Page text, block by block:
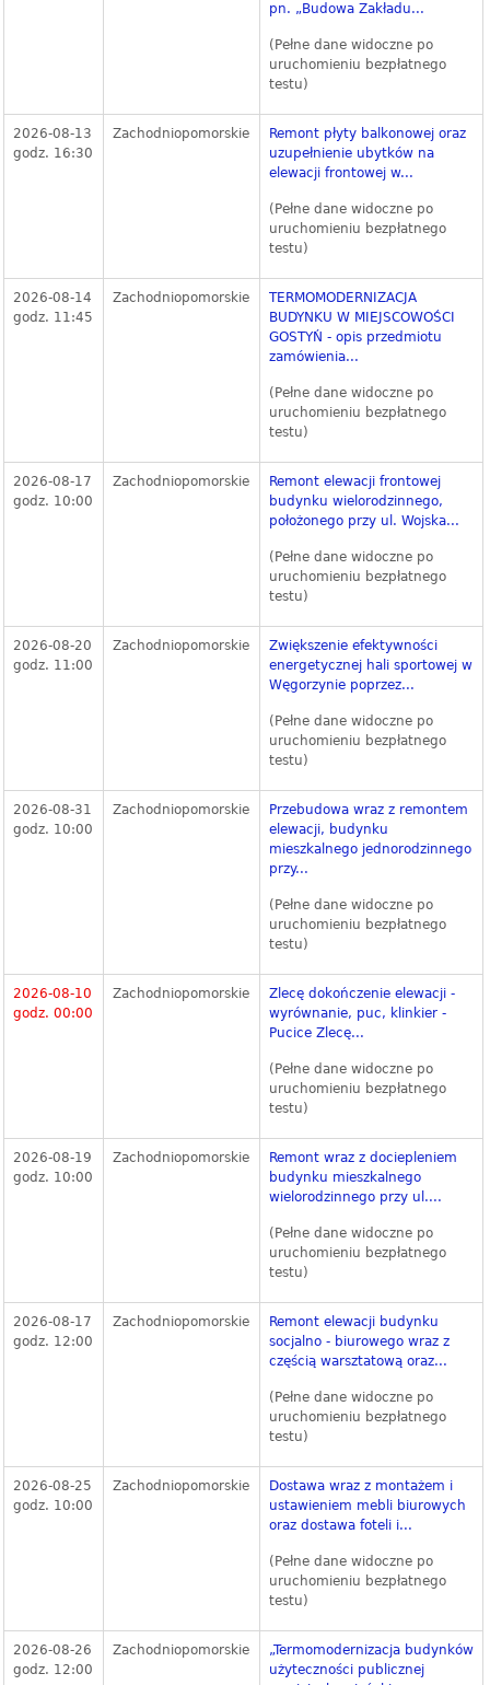
pn. „Budowa Zakładu...
(Pełne dane widoczne po
uruchomieniu bezpłatnego
testu)
2026-08-13
godz. 16:30
Zachodniopomorskie
Remont płyty balkonowej oraz
uzupełnienie ubytków na
elewacji frontowej w...
(Pełne dane widoczne po
uruchomieniu bezpłatnego
testu)
2026-08-14
godz. 11:45
Zachodniopomorskie
TERMOMODERNIZACJA
BUDYNKU W MIEJSCOWOŚCI
GOSTYŃ - opis przedmiotu
zamówienia...
(Pełne dane widoczne po
uruchomieniu bezpłatnego
testu)
2026-08-17
godz. 10:00
Zachodniopomorskie
Remont elewacji frontowej
budynku wielorodzinnego,
położonego przy ul. Wojska...
(Pełne dane widoczne po
uruchomieniu bezpłatnego
testu)
2026-08-20
godz. 11:00
Zachodniopomorskie
Zwiększenie efektywności
energetycznej hali sportowej w
Węgorzynie poprzez...
(Pełne dane widoczne po
uruchomieniu bezpłatnego
testu)
2026-08-31
godz. 10:00
Zachodniopomorskie
Przebudowa wraz z remontem
elewacji, budynku
mieszkalnego jednorodzinnego
przy...
(Pełne dane widoczne po
uruchomieniu bezpłatnego
testu)
2026-08-10
godz. 00:00
Zachodniopomorskie
Zlecę dokończenie elewacji -
wyrównanie, puc, klinkier -
Pucice Zlecę...
(Pełne dane widoczne po
uruchomieniu bezpłatnego
testu)
2026-08-19
godz. 10:00
Zachodniopomorskie
Remont wraz z dociepleniem
budynku mieszkalnego
wielorodzinnego przy ul....
(Pełne dane widoczne po
uruchomieniu bezpłatnego
testu)
2026-08-17
godz. 12:00
Zachodniopomorskie
Remont elewacji budynku
socjalno - biurowego wraz z
częścią warsztatową oraz...
(Pełne dane widoczne po
uruchomieniu bezpłatnego
testu)
2026-08-25
godz. 10:00
Zachodniopomorskie
Dostawa wraz z montażem i
ustawieniem mebli biurowych
oraz dostawa foteli i...
(Pełne dane widoczne po
uruchomieniu bezpłatnego
testu)
2026-08-26
godz. 12:00
Zachodniopomorskie
„Termomodernizacja budynków
użyteczności publicznej